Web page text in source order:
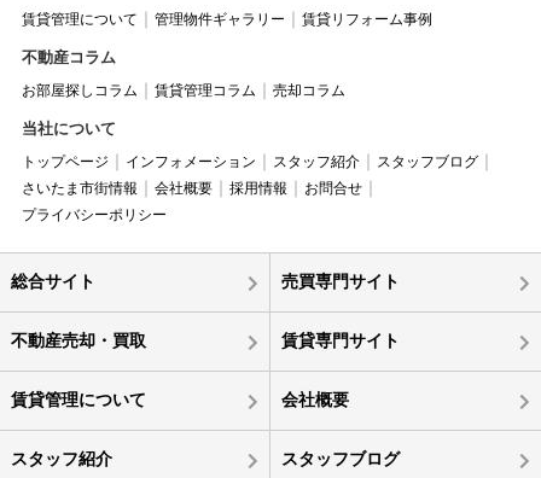
賃貸管理について 管理物件ギャラリー 賃貸リフォーム事例
不動産コラム
お部屋探しコラム 賃貸管理コラム 売却コラム
当社について
トップページ インフォメーション スタッフ紹介
スタッフブログ
さいたま市街情報
会社概要 採用情報
お問合せ
プライバシーポリシー
総合サイト 売買専門サイト
不動産売却・買取 賃貸専門サイト
賃貸管理について 会社概要
スタッフ紹介 スタッフブログ